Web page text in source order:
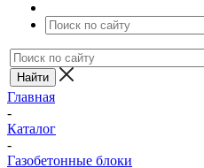
Главная
-
Каталог
-
Газобетонные блоки